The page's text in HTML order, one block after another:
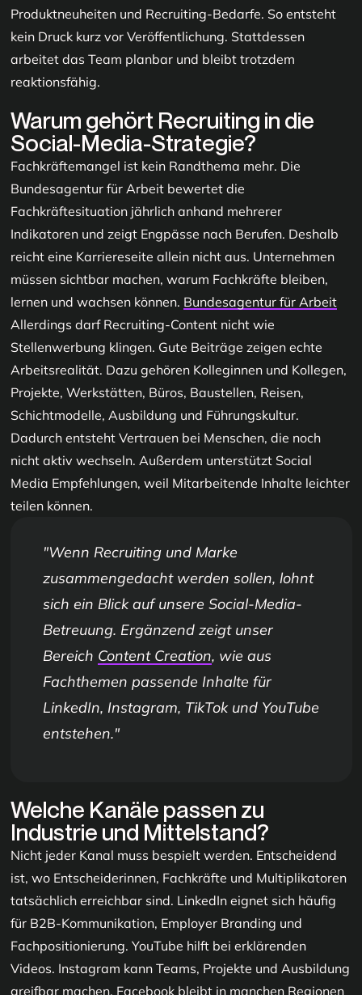
Produktneuheiten und Recruiting-Bedarfe. So entsteht
kein Druck kurz vor Veröffentlichung. Stattdessen
arbeitet das Team planbar und bleibt trotzdem
reaktionsfähig.
Warum gehört Recruiting in die
Social-Media-Strategie?
Fachkräftemangel ist kein Randthema mehr. Die
Bundesagentur für Arbeit bewertet die
Fachkräftesituation jährlich anhand mehrerer
Indikatoren und zeigt Engpässe nach Berufen. Deshalb
reicht eine Karriereseite allein nicht aus. Unternehmen
müssen sichtbar machen, warum Fachkräfte bleiben,
lernen und wachsen können. Bundesagentur für Arbeit
Allerdings darf Recruiting-Content nicht wie
Stellenwerbung klingen. Gute Beiträge zeigen echte
Arbeitsrealität. Dazu gehören Kolleginnen und Kollegen,
Projekte, Werkstätten, Büros, Baustellen, Reisen,
Schichtmodelle, Ausbildung und Führungskultur.
Dadurch entsteht Vertrauen bei Menschen, die noch
nicht aktiv wechseln. Außerdem unterstützt Social
Media Empfehlungen, weil Mitarbeitende Inhalte leichter
teilen können.
Wenn Recruiting und Marke
zusammengedacht werden sollen, lohnt
sich ein Blick auf unsere Social-Media-
Betreuung. Ergänzend zeigt unser
Bereich Content Creation, wie aus
Fachthemen passende Inhalte für
LinkedIn, Instagram, TikTok und YouTube
entstehen.
Welche Kanäle passen zu
Industrie und Mittelstand?
Nicht jeder Kanal muss bespielt werden. Entscheidend
ist, wo Entscheiderinnen, Fachkräfte und Multiplikatoren
tatsächlich erreichbar sind. LinkedIn eignet sich häufig
für B2B-Kommunikation, Employer Branding und
Fachpositionierung. YouTube hilft bei erklärenden
Videos. Instagram kann Teams, Projekte und Ausbildung
greifbar machen. Facebook bleibt in manchen Regionen